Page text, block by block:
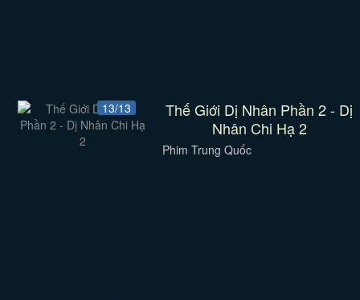
13/13
Thế Giới Dị Nhân Phần 2 - Dị
Nhân Chi Hạ 2
Phim Trung Quốc